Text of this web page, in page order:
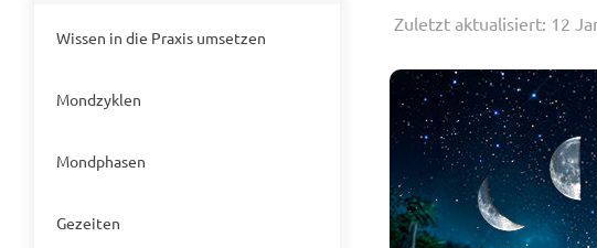
Zuletzt aktualisiert: 12
Wissen in die Praxis umsetzen
Mondzyklen
Mondphasen
Gezeiten